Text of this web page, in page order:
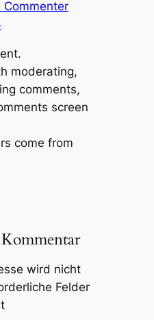
Commenter
moderating,
comments,
screen
come from
wird nicht
Felder